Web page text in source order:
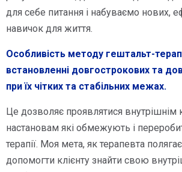
для себе питання і набуваємо нових,
навичок для життя.
Особливість методу гештальт-
встановленні довгострокових та
при їх чітких та стабільних межах.
Це дозволяє проявлятися внутрішнім
настановам які обмежують і
терапії. Моя мета, як терапевта
допомогти клієнту знайти свою